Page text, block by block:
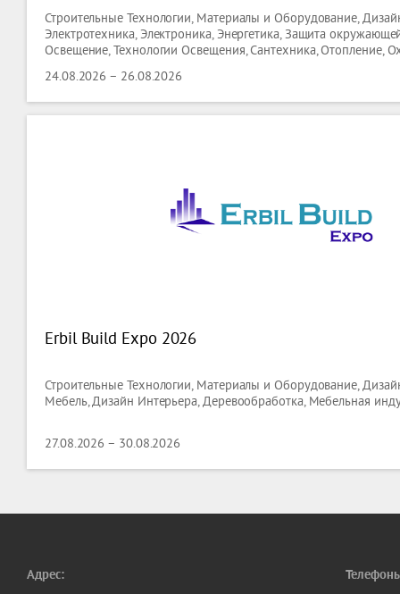
Строительные Технологии, Материалы и Оборудование,
Электротехника, Электроника, Энергетика, Защита
Освещение, Технологии Освещения, Сантехника, Отопление,
24.08.2026 – 26.08.2026
Erbil Build Expo 2026
Строительные Технологии, Материалы и Оборудование,
Мебель, Дизайн Интерьера, Деревообработка, Мебельная
27.08.2026 – 30.08.2026
Адрес: